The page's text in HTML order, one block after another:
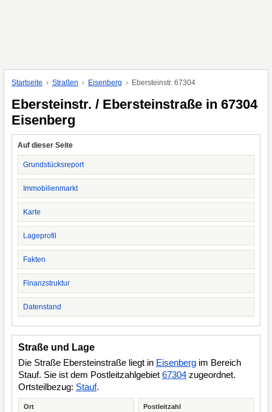
Startseite Straßen Eisenberg Ebersteinstr. 67304
Ebersteinstr. / Ebersteinstraße in 67304
Eisenberg
Auf dieser Seite
Grundstücksreport
Immobilienmarkt
Karte
Lageprofil
Fakten
Finanzstruktur
Datenstand
Straße und Lage
Die Straße Ebersteinstraße liegt in Eisenberg im Bereich
Stauf. Sie ist dem Postleitzahlgebiet 67304 zugeordnet.
Ortsteilbezug: Stauf.
Ort Postleitzahl